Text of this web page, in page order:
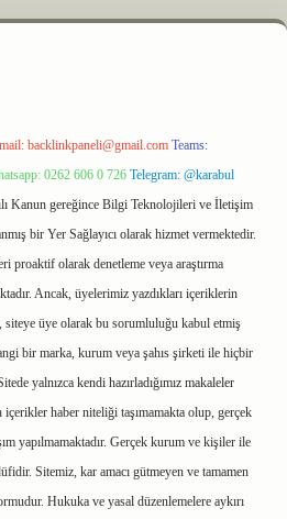
backlinkpaneli@gmail.com Teams:
0262 606 0 726 Telegram: @karabul
Kanun gereğince Bilgi Teknolojileri ve İletişim
bir Yer Sağlayıcı olarak hizmet vermektedir.
proaktif olarak denetleme veya araştırma
Ancak, üyelerimiz yazdıkları içeriklerin
siteye üye olarak bu sorumluluğu kabul etmiş
bir marka, kurum veya şahıs şirketi ile hiçbir
yalnızca kendi hazırladığımız makaleler
içerikler haber niteliği taşımamakta olup, gerçek
yapılmamaktadır. Gerçek kurum ve kişiler ile
Sitemiz, kar amacı gütmeyen ve tamamen
Hukuka ve yasal düzenlemelere aykırı